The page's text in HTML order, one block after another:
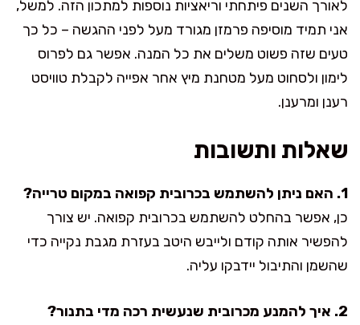
לאורך השנים פיתחתי וריאציות נוספות למתכון הזה. למשל,
אני תמיד מוסיפה פרמזן מגורד מעל לפני ההגשה – כל כך
טעים שזה פשוט משלים את כל המנה. אפשר גם לפרוס
לימון ולסחוט מעל מטחנת מיץ אחר אפייה לקבלת טוויסט
רענן ומרענן.
שאלות ותשובות
1. האם ניתן להשתמש בכרובית קפואה במקום טרייה?
כן, אפשר בהחלט להשתמש בכרובית קפואה. יש צורך
להפשיר אותה קודם ולייבש היטב בעזרת מגבת נקייה כדי
שהשמן והתיבול יידבקו עליה.
2. איך להמנע מכרובית שנעשית רכה מדי בתנור?